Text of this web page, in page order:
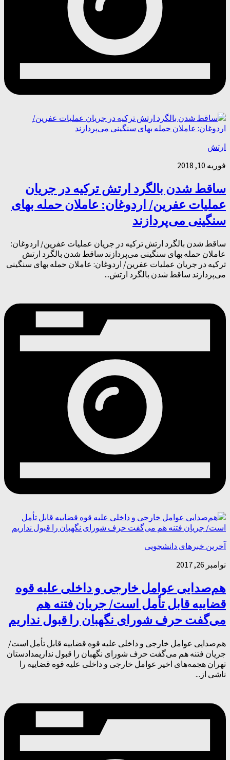
ارتش
فوریه 10, 2018
ساقط شدن بالگرد ارتش ترکیه در جریان
عملیات عفرین/ اردوغان: عاملان حمله بهای
سنگینی می‌پردازند
ساقط شدن بالگرد ارتش ترکیه در جریان عملیات عفرین/ اردوغان:
عاملان حمله بهای سنگینی می‌پردازند ساقط شدن بالگرد ارتش
ترکیه در جریان عملیات عفرین/ اردوغان: عاملان حمله بهای سنگینی
می‌پردازند ساقط شدن بالگرد ارتش...
آخرین خبرهای دانشجویی
نوامبر 26, 2017
هم‌صدایی عوامل خارجی و داخلی علیه قوه
قضاییه قابل تأمل است/ جریان فتنه هم
می‌گفت حرف شورای نگهبان را قبول نداریم
هم‌صدایی عوامل خارجی و داخلی علیه قوه قضاییه قابل تأمل است/
جریان فتنه هم می‌گفت حرف شورای نگهبان را قبول نداریمدادستان
تهران هجمه‌های اخیر عوامل خارجی و داخلی علیه قوه قضاییه را
ناشی از...